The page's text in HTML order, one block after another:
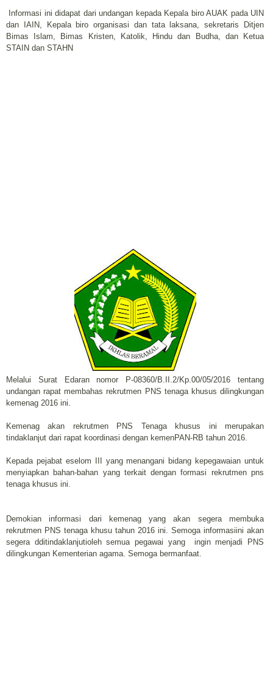
Informasi ini didapat dari undangan kepada Kepala biro AUAK pada UIN
dan IAIN, Kepala biro organisasi dan tata laksana, sekretaris Ditjen
Bimas Islam, Bimas Kristen, Katolik, Hindu dan Budha, dan Ketua
STAIN dan STAHN
Melalui Surat Edaran nomor P-08360/B.II.2/Kp.00/05/2016 tentang
undangan rapat membahas rekrutmen PNS tenaga khusus dilingkungan
kemenag 2016 ini.
Kemenag akan rekrutmen PNS Tenaga khusus ini merupakan
tindaklanjut dari rapat koordinasi dengan kemenPAN-RB tahun 2016.
Kepada pejabat eselom III yang menangani bidang kepegawaian untuk
menyiapkan bahan-bahan yang terkait dengan formasi rekrutmen pns
tenaga khusus ini.
Demokian informasi dari kemenag yang akan segera membuka
rekrutmen PNS tenaga khusu tahun 2016 ini. Semoga informasiini akan
segera dditindaklanjutioleh semua pegawai yang ingin menjadi PNS
dilingkungan Kementerian agama. Semoga bermanfaat.